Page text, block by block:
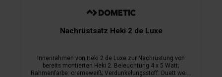
Nachrüstsatz Heki 2 de Luxe
Innenrahmen von Heki 2 de Luxe zur Nachrüstung von
bereits montierten Heki 2. Beleuchtung 4 x 5 Watt;
Rahmenfarbe: cremeweiß; Verdunkelungsstoff: Duett weiß;